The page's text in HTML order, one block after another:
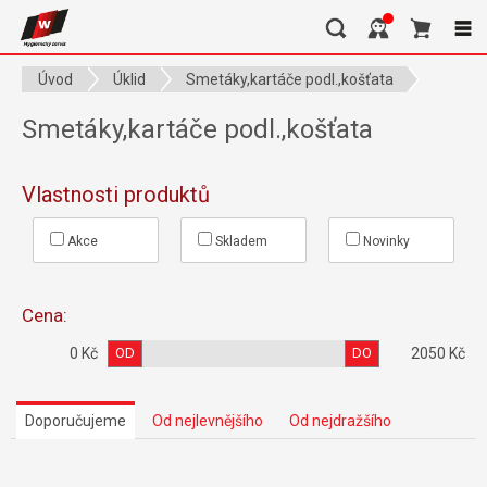
Úvod Úklid Smetáky,kartáče podl.,košťata
Smetáky,kartáče podl.,košťata
Vlastnosti produktů
Akce Skladem Novinky
Cena:
0 Kč OD DO 2050 Kč
Doporučujeme Od nejlevnějšího Od nejdražšího